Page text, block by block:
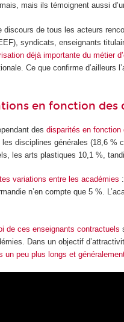
mais ils témoignent aussi
de tous les acteurs
syndicats, enseignants
déjà importante du métier
Ce que confirme
en fonction des
desdisparités en fonction
disciplines générales (18,6 %
les arts plastiques 10,1 %,
variations entre les académies
n’en compte que 5 %.
de ces enseignants contractuels
Dans un objectif
un peu plus longs et